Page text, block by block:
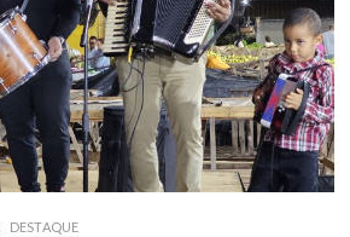
DESTAQUE